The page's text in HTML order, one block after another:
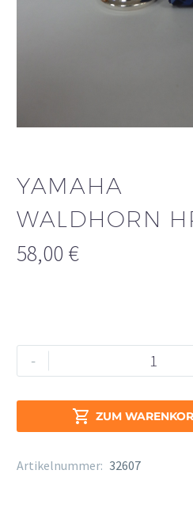
YAMAHA
WALDHORN
58,00 €
-
Yamaha
Waldhorn
Menge
 ZUM
Alternative:
Artikelnummer: 32607